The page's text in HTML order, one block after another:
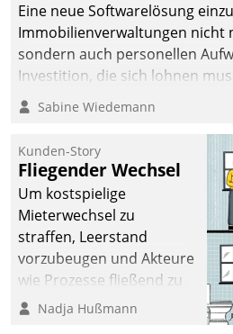
Eine neue Softwarelösung
Immobilienverwaltungen nicht
sondern auch personellen
Investition, die sich lohnen
nachhaltige Optimierung der
dieses Ziel erreicht wird, sollten
Sabine Wiedemann
Kunden-Story
Fliegender Wechsel
Um kostspielige
Mieterwechsel zu
straffen, Leerstand
vorzubeugen und Akteure
wie Prozesse fließend zu
vernetzen, nutzt die
Nadja Hußmann